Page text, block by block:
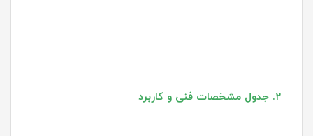
۲. جدول مشخصات فنی و کاربرد